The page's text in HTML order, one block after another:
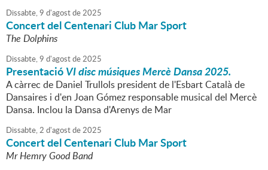
Dissabte,9 d'agostde2025
Concert del Centenari Club Mar Sport
The Dolphins
Dissabte,9 d'agostde2025
PresentacióVI disc músiques Mercè Dansa 2025.
A càrrec de Daniel Trullols president de l'Esbart Català de
Dansaires i d'en Joan Gómez responsable musical del Mercè
Dansa. Inclou la Dansa d'Arenys de Mar
Dissabte,2 d'agostde2025
Concert del Centenari Club Mar Sport
Mr Hemry Good Band